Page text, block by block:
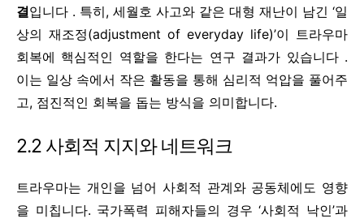
결입니다 . 특히, 세월호 사고와 같은 대형 재난이 남긴 ‘일
상의 재조정(adjustment of everyday life)’이 트라우마
회복에 핵심적인 역할을 한다는 연구 결과가 있습니다 .
이는 일상 속에서 작은 활동을 통해 심리적 억압을 풀어주
고, 점진적인 회복을 돕는 방식을 의미합니다.
2.2 사회적 지지와 네트워크
트라우마는 개인을 넘어 사회적 관계와 공동체에도 영향
을 미칩니다. 국가폭력 피해자들의 경우 ‘사회적 낙인’과